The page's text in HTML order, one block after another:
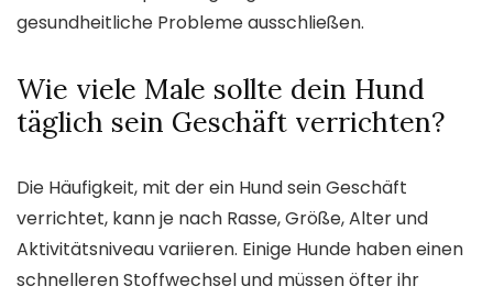
gesundheitliche Probleme ausschließen.
Wie viele Male sollte dein Hund
täglich sein Geschäft verrichten?
Die Häufigkeit, mit der ein Hund sein Geschäft
verrichtet, kann je nach Rasse, Größe, Alter und
Aktivitätsniveau variieren. Einige Hunde haben einen
schnelleren Stoffwechsel und müssen öfter ihr